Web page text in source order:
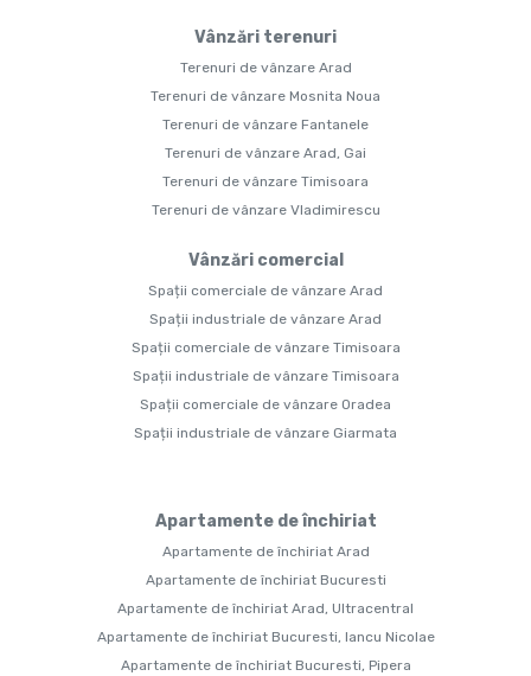
Vânzări terenuri
Terenuri de vânzare Arad
Terenuri de vânzare Mosnita Noua
Terenuri de vânzare Fantanele
Terenuri de vânzare Arad, Gai
Terenuri de vânzare Timisoara
Terenuri de vânzare Vladimirescu
Vânzări comercial
Spații comerciale de vânzare Arad
Spații industriale de vânzare Arad
Spații comerciale de vânzare Timisoara
Spații industriale de vânzare Timisoara
Spații comerciale de vânzare Oradea
Spații industriale de vânzare Giarmata
Apartamente de închiriat
Apartamente de închiriat Arad
Apartamente de închiriat Bucuresti
Apartamente de închiriat Arad, Ultracentral
Apartamente de închiriat Bucuresti, Iancu Nicolae
Apartamente de închiriat Bucuresti, Pipera